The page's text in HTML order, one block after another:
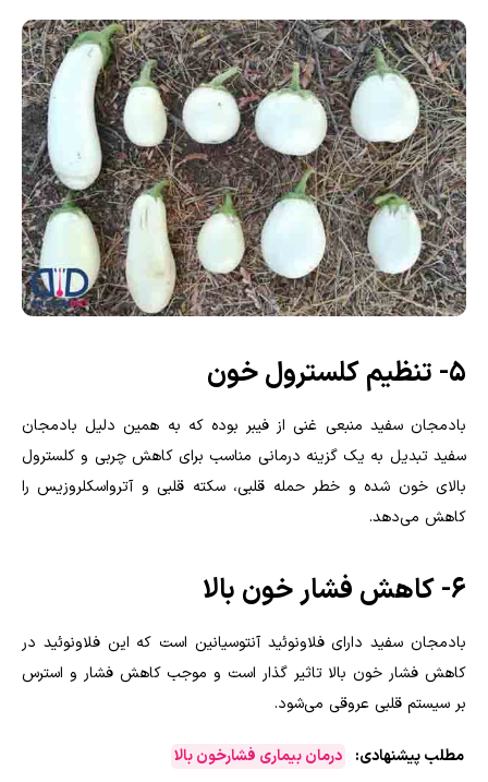
۵- تنظیم کلسترول خون
بادمجان سفید منبعی غنی از فیبر بوده که به همین دلیل بادمجان
سفید تبدیل به یک گزینه درمانی مناسب برای کاهش چربی و کلسترول
بالای خون شده و خطر حمله قلبی، سکته قلبی و آترواسکلروزیس را
کاهش می‌دهد.
۶- کاهش فشار خون بالا
بادمجان سفید دارای فلاونوئید آنتوسیانین است که این فلاونوئید در
کاهش فشار خون بالا تاثیر گذار است و موجب کاهش فشار و استرس
بر سیستم قلبی عروقی می‌شود.
مطلب پیشنهادی: درمان بیماری فشارخون بالا